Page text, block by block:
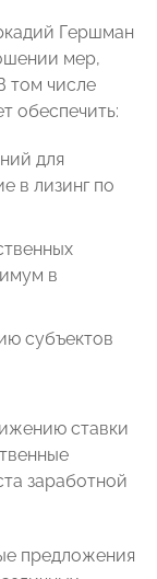
Гершман
мер,
том числе
обеспечить:
для
в лизинг по
в
субъектов
ставки
заработной
предложения